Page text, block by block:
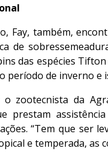
Fay, também,
de
das espécies
período de inverno e
o zootecnista da
prestam
“Tem que ser
e temperada, as